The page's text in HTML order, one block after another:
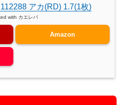
アカ(RD) 1.7(1枚)
with カエレバ
Amazon